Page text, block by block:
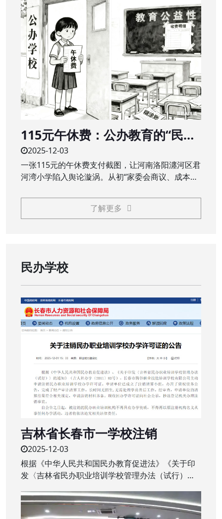
勇争先，辽宁全面振兴取得新突破。
115元午休费：公办教育的“民生
账”不能是“糊涂账”
2025-12-03
一张115元的午休费支付截图，让河南洛阳瀍河区君
河湾小学陷入舆论漩涡。从初“家委会商议、成本价
这场看似不大的争议，触碰了公众对公办教育公益
属性的核心关切，义务教育阶段，本应普惠的校园
了解更多
民办学校
吉林省长春市一学校注销
2025-12-03
根据《中华人民共和国民办教育促进法》《关于印
发〈吉林省民办职业培训学校管理办法（试行）〉